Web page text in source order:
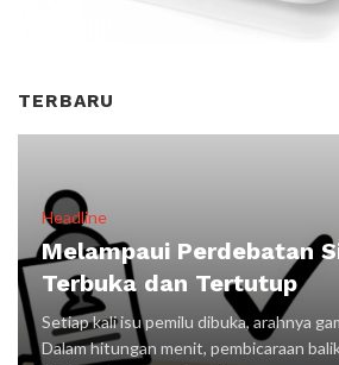
TERBARU
Headline
Melampaui Perdebatan
Terbuka dan Tertutup
Setiap kali isu pemilu dibuka, arahnya
Dalam hitungan menit, pembicaraan